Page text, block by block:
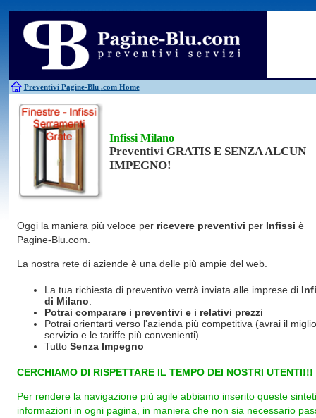
Preventivi Pagine-Blu .com Home
Antifurti
Allarme
Bagni chimici
Edilizia Giardinieri
Caldaie
Falegnami Idraulici
Canne fumarie
Infissi Milano
Preventivi GRATIS E SENZA ALCUN
IMPEGNO!
Oggi la maniera più veloce per ricevere preventivi per Infissi è
Pagine-Blu.com.
La nostra rete di aziende è una delle più ampie del web.
La tua richiesta di preventivo verrà inviata alle imprese di
di Milano
Potrai comparare i preventivi e i relativi prezzi
Potrai orientarti verso l'azienda più competitiva (avrai il
servizio e le tariffe più convenienti)
Tutto Senza Impegno
CERCHIAMO DI RISPETTARE IL TEMPO DEI NOSTRI UTENTI!!!
Per rendere la navigazione più agile abbiamo inserito queste
informazioni in ogni pagina, in maniera che non sia necessario